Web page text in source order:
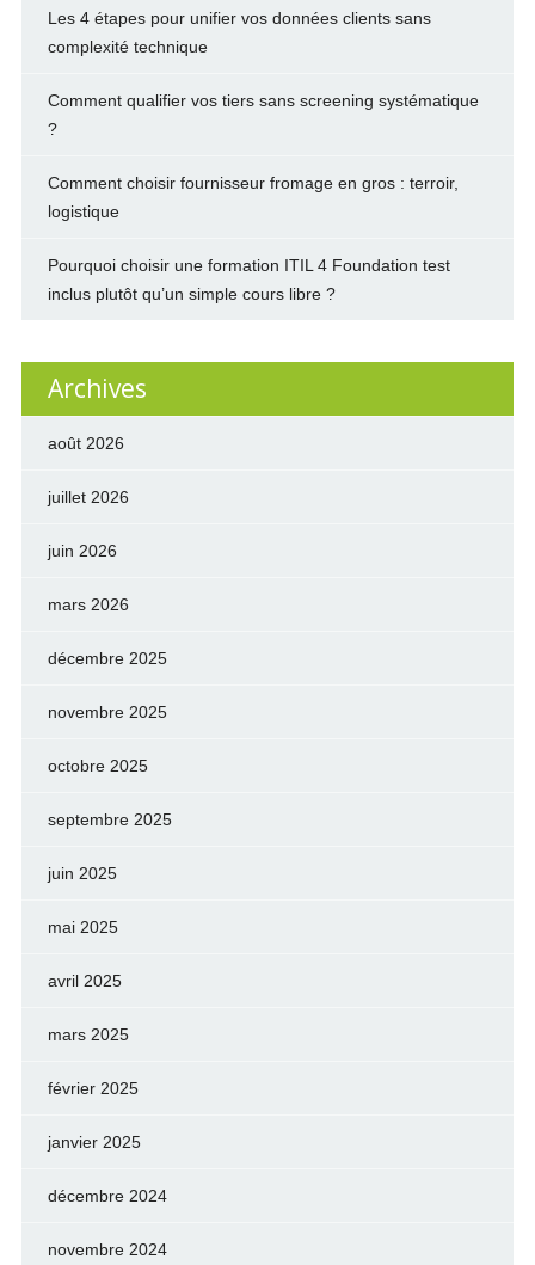
Les 4 étapes pour unifier vos données clients sans
complexité technique
Comment qualifier vos tiers sans screening systématique
?
Comment choisir fournisseur fromage en gros : terroir,
logistique
Pourquoi choisir une formation ITIL 4 Foundation test
inclus plutôt qu’un simple cours libre ?
Archives
août 2026
juillet 2026
juin 2026
mars 2026
décembre 2025
novembre 2025
octobre 2025
septembre 2025
juin 2025
mai 2025
avril 2025
mars 2025
février 2025
janvier 2025
décembre 2024
novembre 2024